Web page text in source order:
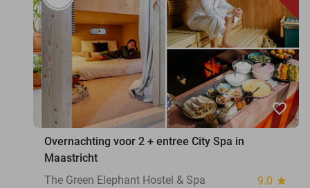
favorite_border
Overnachting voor 2 + entree City Spa in
Maastricht
The Green Elephant Hostel & Spa
9.0 star